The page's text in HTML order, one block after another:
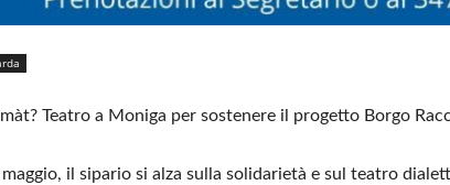
Teatro a Moniga per sostenere il progetto Borgo
il sipario si alza sulla solidarietà e sul teatro